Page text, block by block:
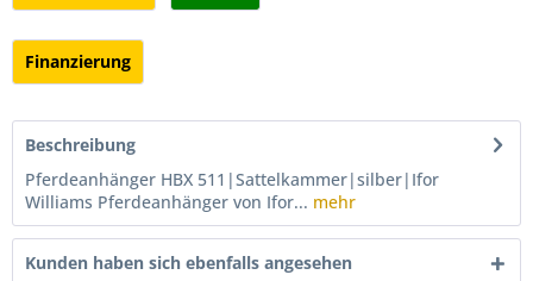
Finanzierung
Beschreibung
Pferdeanhänger HBX 511|Sattelkammer|silber|Ifor
Williams Pferdeanhänger von Ifor... mehr
Kunden haben sich ebenfalls angesehen